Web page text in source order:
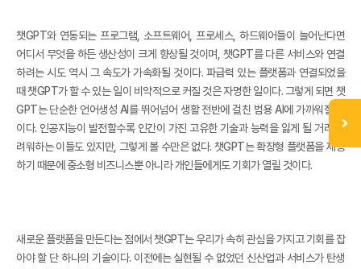
챗GPT와 연동되는 프로그램, 소프트웨어, 프로세스, 하드웨어들이 늘어난다면
어디서 무엇을 하든 생산성이 크게 향상될 것이며, 챗GPT를 다른 서비스와 연결
하려는 시도 역시 그 속도가 가속화될 것이다. 파급력 있는 플랫폼과 연결되었을
때 챗GPT가 할 수 있는 일이 비약적으로 커질 것은 자명한 일이다. 그렇게 되면 챗
GPT는 단순한 언어생성 AI를 뛰어넘어 생활 전반에 걸친 범용 AI에 가까워질 것
이다. 인공지능이 발전할수록 인간이 가진 고유한 기술과 능력을 잃게 될 거라 두
려워하는 이들도 있지만, 그렇게 볼 수만은 없다. 챗GPT는 확장형 플랫폼을 제공
하기 때문에 중소형 비즈니스뿐 아니라 개인들에게도 기회가 열릴 것이다.
새로운 플랫폼을 만든다는 점에서 챗GPT는 우리가 속히 관심을 가지고 기회를 잡
아야 할 단 하나의 기술이다. 이전에는 실현될 수 없었던 신산업과 서비스가 탄생